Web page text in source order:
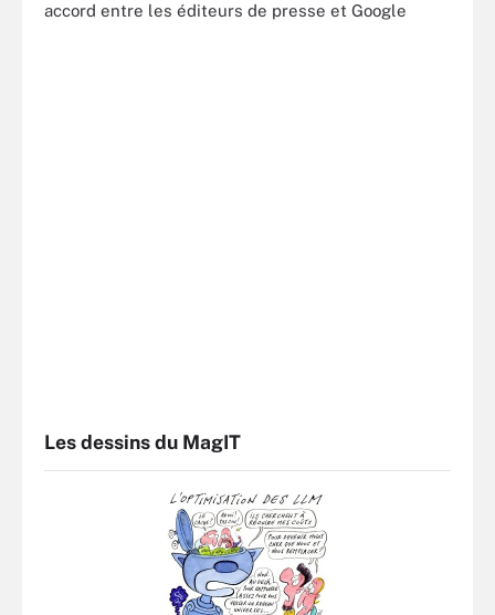
accord entre les éditeurs de presse et Google
Les dessins du MagIT